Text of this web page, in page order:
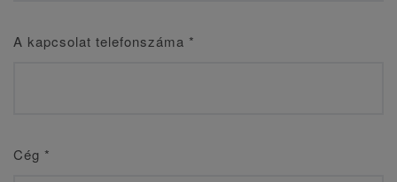
A kapcsolat telefonszáma *
Cég *